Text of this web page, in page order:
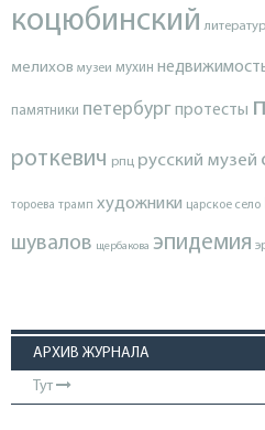
коцюбинский
мелихов музеи мухин
памятники петербургпротесты
роткевич рпц русский музей
тороева трамп художники царское село
шувалов щербакова эпидемия
АРХИВ ЖУРНАЛА
Тут